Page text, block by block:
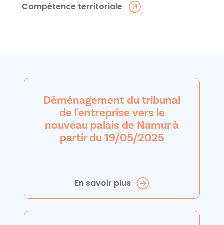
Compétence territoriale
Déménagement du tribunal
de l'entreprise vers le
nouveau palais de Namur à
partir du 19/05/2025
En savoir plus